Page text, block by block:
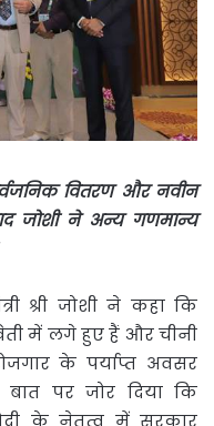
वितरण और नवीन
जोशी ने अन्य गणमान्य
श्री जोशी ने कहा कि
में लगे हुए हैं और चीनी
के पर्याप्त अवसर
पर जोर दिया कि
मोदी के नेतृत्व में सरकार